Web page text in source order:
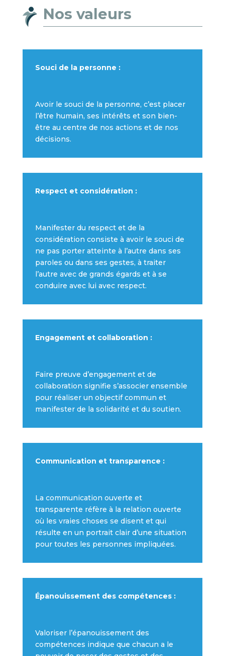
Nos valeurs
Souci de la personne :
Avoir le souci de la personne, c’est placer
l’être humain, ses intérêts et son bien-
être au centre de nos actions et de nos
décisions.
Respect et considération :
Manifester du respect et de la
considération consiste à avoir le souci de
ne pas porter atteinte à l’autre dans ses
paroles ou dans ses gestes, à traiter
l’autre avec de grands égards et à se
conduire avec lui avec respect.
Engagement et collaboration :
Faire preuve d’engagement et de
collaboration signifie s’associer ensemble
pour réaliser un objectif commun et
manifester de la solidarité et du soutien.
Communication et transparence :
La communication ouverte et
transparente réfère à la relation ouverte
où les vraies choses se disent et qui
résulte en un portrait clair d’une situation
pour toutes les personnes impliquées.
Épanouissement des compétences :
Valoriser l’épanouissement des
compétences indique que chacun a le